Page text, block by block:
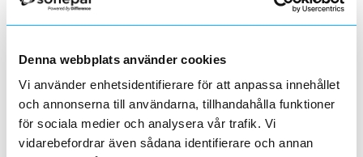
Denna webbplats använder cookies
Vi använder enhetsidentifierare för att anpassa innehållet
och annonserna till användarna, tillhandahålla funktioner
för sociala medier och analysera vår trafik. Vi
vidarebefordrar även sådana identifierare och annan
Filter Lagerförda Alla